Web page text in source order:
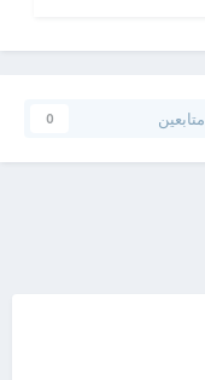
متابعين 0